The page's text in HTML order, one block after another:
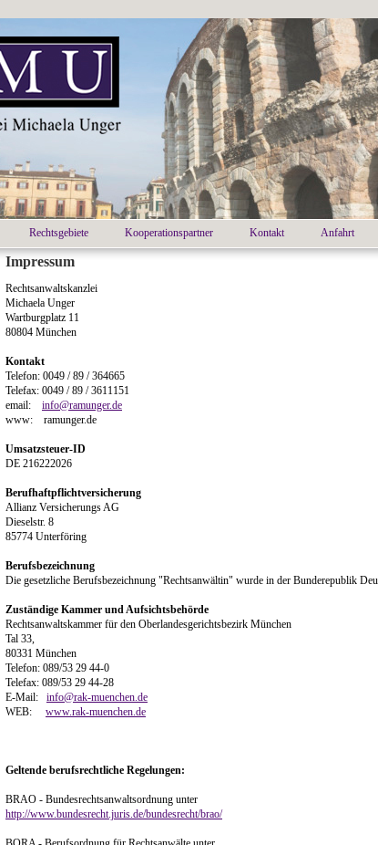
Rechtsgebiete Kooperationspartner Kontakt Anfahrt
Impressum
Rechtsanwaltskanzlei
Michaela Unger
Wartburgplatz 11
80804 München
Kontakt
Telefon: 0049 / 89 / 364665
Telefax: 0049 / 89 / 3611151
email: info@ramunger.de
www: ramunger.de
Umsatzsteuer-ID
DE 216222026
Berufhaftpflichtversicherung
Allianz Versicherungs AG
Dieselstr. 8
85774 Unterföring
Berufsbezeichnung
Die gesetzliche Berufsbezeichnung "Rechtsanwältin" wurde in der Bunderepublik
Zuständige Kammer und Aufsichtsbehörde
Rechtsanwaltskammer für den Oberlandesgerichtsbezirk München
Tal 33,
80331 München
Telefon: 089/53 29 44-0
Telefax: 089/53 29 44-28
E-Mail: info@rak-muenchen.de
WEB: www.rak-muenchen.de
Geltende berufsrechtliche Regelungen:
BRAO - Bundesrechtsanwaltsordnung unter
http://www.bundesrecht.juris.de/bundesrecht/brao/